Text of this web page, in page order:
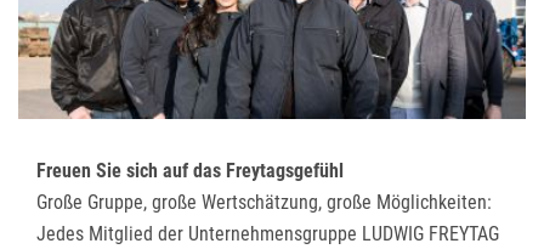
Freuen Sie sich auf das Freytagsgefühl
Große Gruppe, große Wertschätzung, große Möglichkeiten:
Jedes Mitglied der Unternehmensgruppe LUDWIG FREYTAG